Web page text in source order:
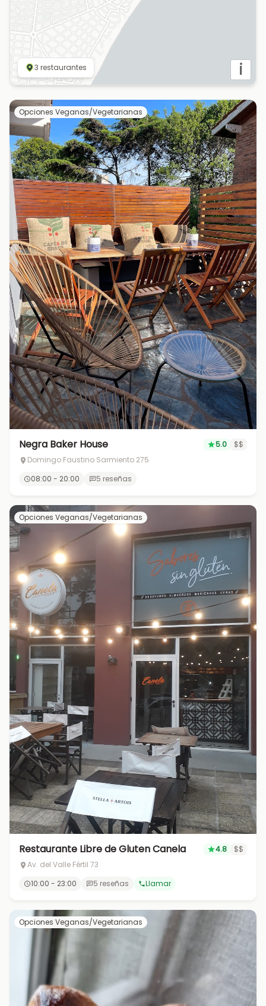
Opciones Veganas/Vegetarianas
Negra Baker House 5.0
$$
Domingo Faustino Sarmiento 275
08:00 - 20:00
5 reseñas
Opciones Veganas/Vegetarianas
Restaurante Libre de Gluten Canela 4.8
$$
Av. del Valle Fértil 73
10:00 - 23:00
5 reseñas Llamar
Opciones Veganas/Vegetarianas
i
3 restaurantes